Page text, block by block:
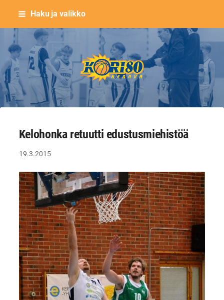
Siirry
sisältöön
Haku ja valikko
Keravan Kori-80 ry
Kelohonka retuutti edustusmiehistöä
19.3.2015